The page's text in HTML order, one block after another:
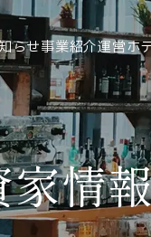
らせ事業紹介運営ホ
トップ
企業情報
情